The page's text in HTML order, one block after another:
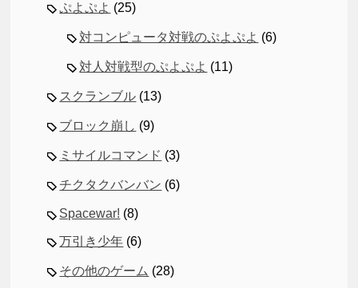
ぷよぷよ (25)
対コンピュータ対戦のぷよぷよ (6)
対人対戦型のぷよぷよ (11)
スクランブル (13)
ブロック崩し (9)
ミサイルコマンド (3)
チクタクバンバン (6)
Spacewar! (8)
万引き少年 (6)
その他のゲーム (28)